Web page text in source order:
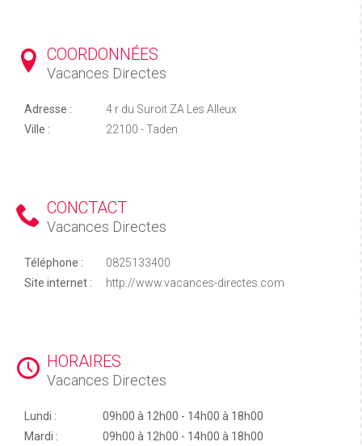
COORDONNÉES
Vacances Directes
Adresse :
4 r du Suroit ZA Les Alleux
Ville :
22100 - Taden
CONCTACT
Vacances Directes
Téléphone :
0825133400
Site internet :
http://www.vacances-directes.com
HORAIRES
Vacances Directes
Lundi :
09h00 à 12h00 - 14h00 à 18h00
Mardi :
09h00 à 12h00 - 14h00 à 18h00